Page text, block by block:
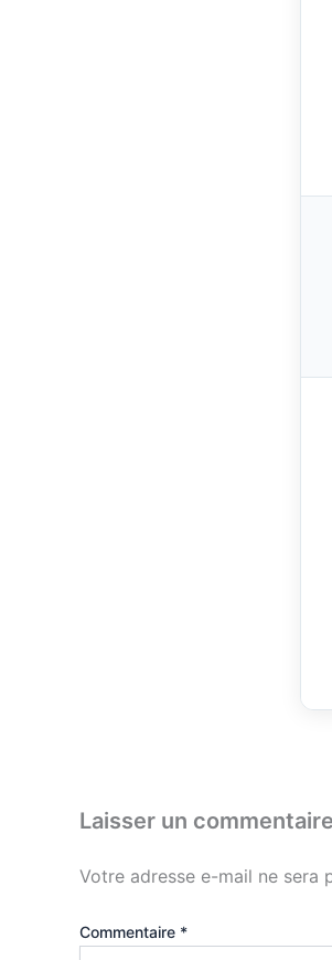
Laisser un commentaire
Votre adresse e-mail ne sera
Commentaire *